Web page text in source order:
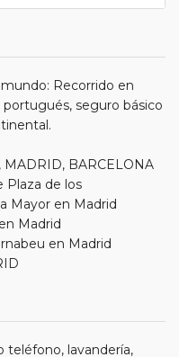
Recorrido en
seguro básico
MADRID, BARCELONA
Plaza de los
Mayor en Madrid
Madrid
en Madrid
teléfono, lavandería,